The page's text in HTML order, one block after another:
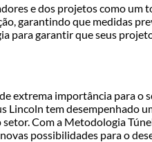
e dos projetos como
garantindo que medidas
garantir que seus
extrema importância para
Lincoln tem desempenhado
Com a Metodologia
possibilidades para o